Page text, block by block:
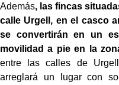
Además, las fincas
calle Urgell, en el casco
se convertirán en un
movilidad a pie en la
entre las calles de
arreglará un lugar con